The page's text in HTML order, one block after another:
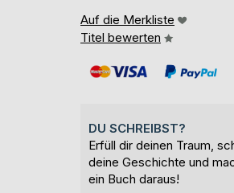
Auf die Merkliste
Titel bewerten
DU SCHREIBST?
Erfüll dir deinen Traum,
deine Geschichte und
ein Buch daraus!